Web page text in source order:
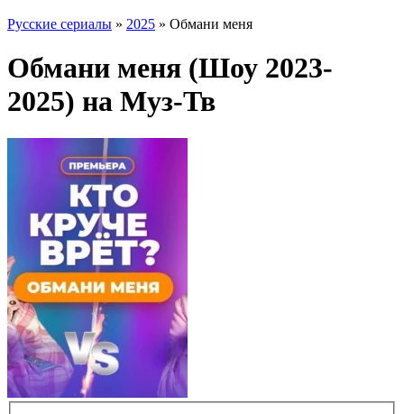
Русские сериалы » 2025 » Обмани меня
Обмани меня (Шоу 2023-
2025) на Муз-Тв